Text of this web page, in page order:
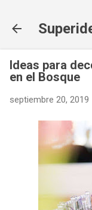
Ideas para
en el Bosque
septiembre 20, 2019